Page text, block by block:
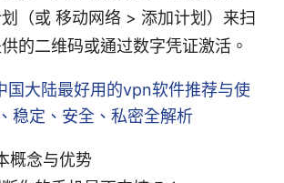
（或 移动网络 > 添加计划）来扫
的二维码或通过数字凭证激活。
国大陆最好用的vpn软件推荐与使
稳定、安全、私密全解析
概念与优势